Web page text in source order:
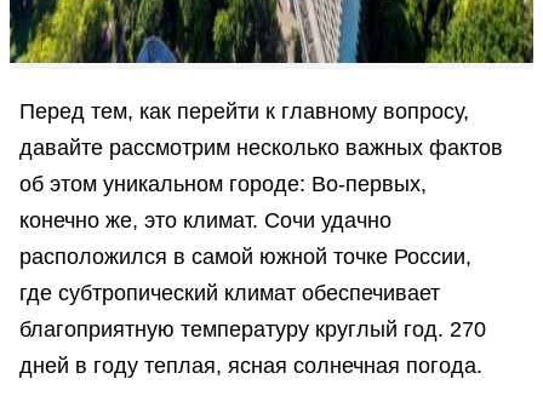
Перед тем, как перейти к главному вопросу,
давайте рассмотрим несколько важных фактов
об этом уникальном городе: Во-первых,
конечно же, это климат. Сочи удачно
расположился в самой южной точке России,
где субтропический климат обеспечивает
благоприятную температуру круглый год. 270
дней в году теплая, ясная солнечная погода.